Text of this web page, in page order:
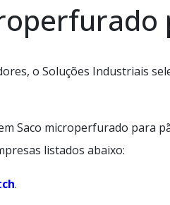
o Soluções Industriais
Saco microperfurado para
listados abaixo:
.